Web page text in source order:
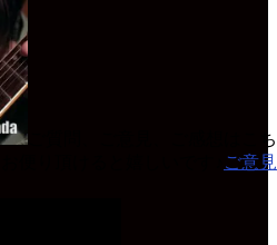
ご質問、ご意見、ご感想はこ
ご意